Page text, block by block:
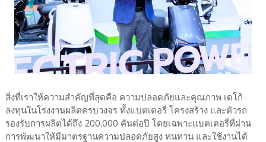
สิ่งที่เราให้ความสำคัญที่สุดคือ ความปลอดภัยและคุณภาพ เดโก้
ลงทุนในโรงงานผลิตครบวงจร ทั้งแบตเตอรี่ โครงสร้าง และตัวรถ
รองรับการผลิตได้ถึง 200,000 คันต่อปี โดยเฉพาะแบตเตอรี่ที่ผ่าน
การพัฒนาให้มีมาตรฐานความปลอดภัยสูง ทนทาน และใช้งานได้